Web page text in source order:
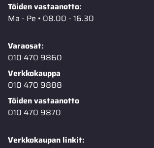
Töiden vastaanotto:
Ma - Pe • 08.00 - 16.30
Varaosat:
010 470 9860
Verkkokauppa
010 470 9888
Töiden vastaanotto
010 470 9870
Verkkokaupan linkit: